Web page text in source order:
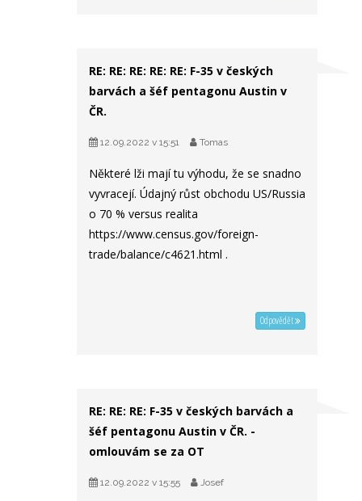
RE: RE: RE: RE: RE: F-35 v českých
barvách a šéf pentagonu Austin v
ČR.
12.09.2022 v 15:51 Tomas
Některé lži mají tu výhodu, že se snadno
vyvracejí. Údajný růst obchodu US/Russia
o 70 % versus realita
https://www.census.gov/foreign-
trade/balance/c4621.html .
Odpovědět
RE: RE: RE: F-35 v českých barvách a
šéf pentagonu Austin v ČR. -
omlouvám se za OT
12.09.2022 v 15:55 Josef